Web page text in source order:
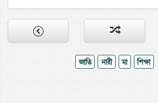
জাতি নারী মা শিক্ষা